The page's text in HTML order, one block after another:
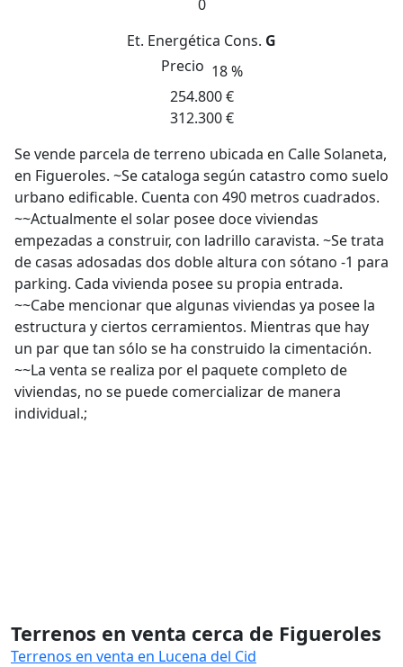
0
Et. Energética Cons. G
Precio 18 %
254.800 €
312.300 €
Se vende parcela de terreno ubicada en Calle Solaneta,
en Figueroles. ~Se cataloga según catastro como suelo
urbano edificable. Cuenta con 490 metros cuadrados.
~~Actualmente el solar posee doce viviendas
empezadas a construir, con ladrillo caravista. ~Se trata
de casas adosadas dos doble altura con sótano -1 para
parking. Cada vivienda posee su propia entrada.
~~Cabe mencionar que algunas viviendas ya posee la
estructura y ciertos cerramientos. Mientras que hay
un par que tan sólo se ha construido la cimentación.
~~La venta se realiza por el paquete completo de
viviendas, no se puede comercializar de manera
individual.;
Terrenos en venta cerca de Figueroles
Terrenos en venta en Lucena del Cid